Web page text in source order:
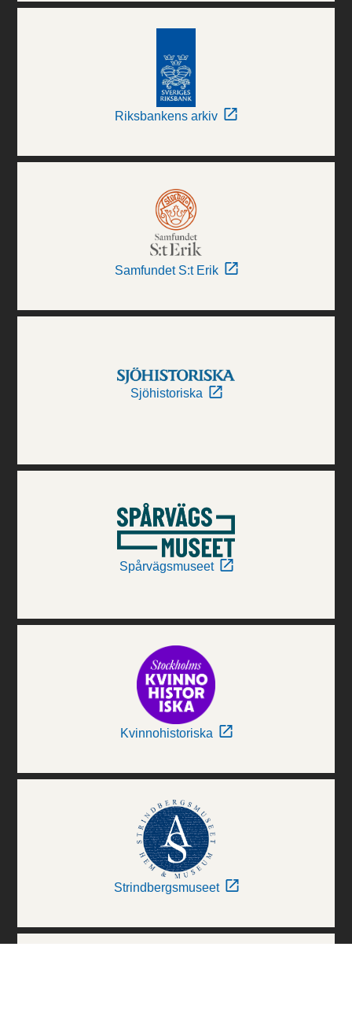
Riksbankens arkiv
Samfundet S:t Erik
Sjöhistoriska
Spårvägsmuseet
Kvinnohistoriska
Strindbergsmuseet